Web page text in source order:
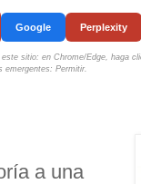
Google Perplexity
sitio: en Chrome/Edge, haga
emergentes: Permitir.
a una